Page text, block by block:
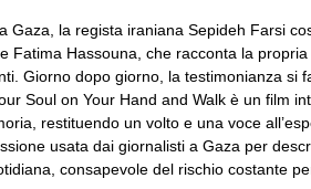
Gaza, la regista iraniana Sepideh Farsi
Fatima Hassouna, che racconta la
Giorno dopo giorno, la testimonianza si
Soul on Your Hand and Walk è un film
restituendo un volto e una voce
usata dai giornalisti a Gaza per
consapevole del rischio costante